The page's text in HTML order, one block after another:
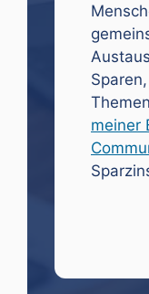
meiner